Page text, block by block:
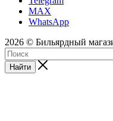
MAX
WhatsApp
2026 © Бильярдный
Найти